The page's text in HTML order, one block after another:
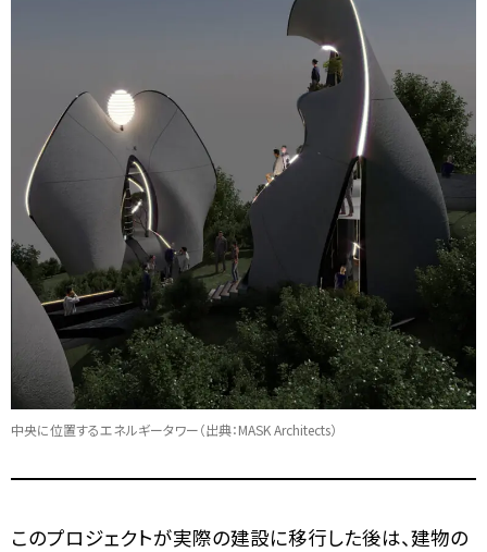
中央に位置するエネルギータワー（出典：MASK Architects）
このプロジェクトが実際の建設に移行した後は、建物の